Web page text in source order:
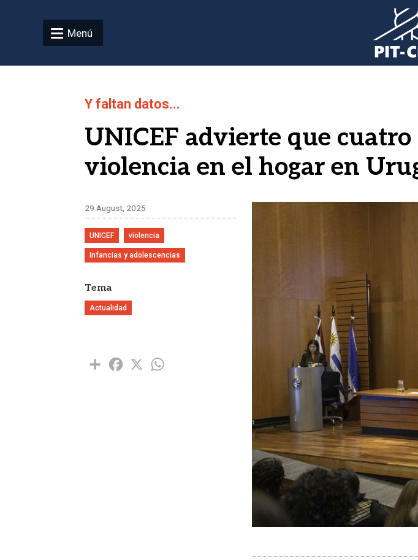
Menú
Y faltan datos...
UNICEF advierte que
violencia en el hogar en
29 August, 2025
UNICEF violencia
Infancias y adolescencias
Tema
Actualidad
Share Facebook
X